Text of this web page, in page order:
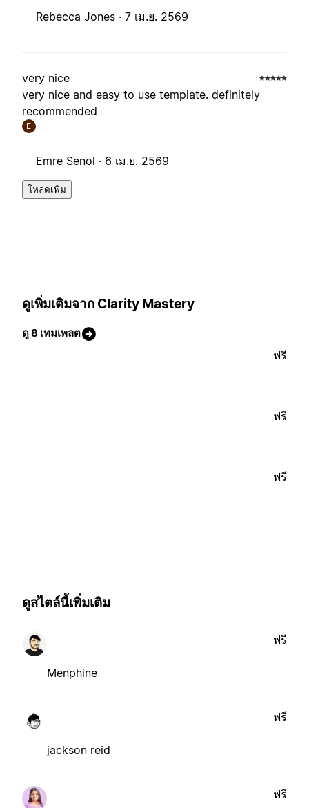
Rebecca Jones · 7 เม.ย. 2569
very nice
very nice and easy to use template. definitely
recommended
E
Emre Senol · 6 เม.ย. 2569
โหลดเพิ่ม
ดูเพิ่มเติมจาก Clarity Mastery
ดู 8 เทมเพลต
ฟรี
ฟรี
ฟรี
ดูสไตล์นี้เพิ่มเติม
Menphine
ฟรี
jackson reid
ฟรี
ฟรี